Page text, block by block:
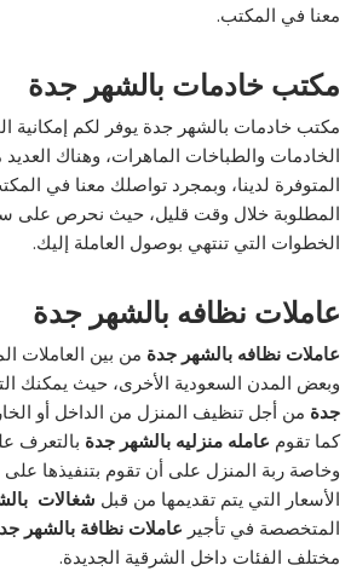
معنا في المكتب.
مكتب خادمات بالشهر جدة
مكتب خادمات بالشهر جدة يوفر لكم
الخادمات والطباخات الماهرات، وهناك
المتوفرة لدينا، وبمجرد تواصلك معنا في
المطلوبة خلال وقت قليل، حيث نحرص على
الخطوات التي تنتهي بوصول العاملة إليك.
عاملات نظافه بالشهر جدة
عاملات نظافه بالشهر جدة من بين العاملات
وبعض المدن السعودية الأخرى، حيث يمكنك
جدة من أجل تنظيف المنزل من الداخل أو
كما تقوم عامله منزليه بالشهر جدة بالتعرف
وخاصة ربة المنزل على أن تقوم بتنفيذها
الأسعار التي يتم تقديمها من قبل شغالات
المتخصصة في تأجير عاملات نظافة بالشهر
مختلف الفئات داخل الشرقية الجديدة.